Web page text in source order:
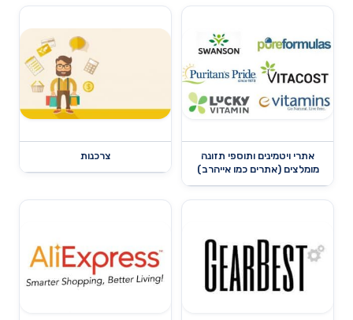
אתרי ויטמינים ותוספי תזונה
מומלצים (אתרים כמו אייהרב)
צרכנות